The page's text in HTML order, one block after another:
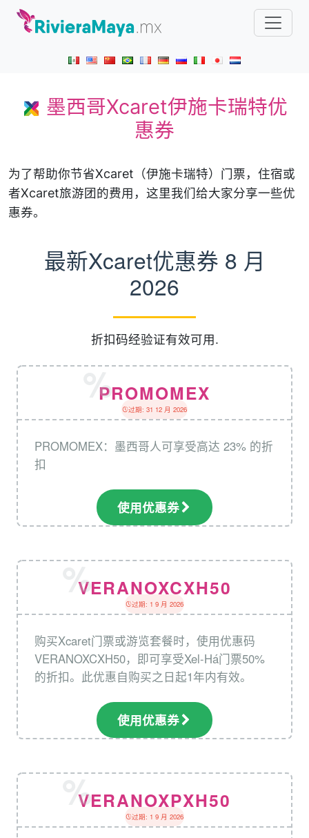
墨西哥Xcaret伊施卡瑞特优
惠券
为了帮助你节省Xcaret（伊施卡瑞特）门票，住宿或
者Xcaret旅游团的费用，这里我们给大家分享一些优
惠券。
最新Xcaret优惠券 8 月
2026
折扣码经验证有效可用.
过期: 31 12 月 2026
PROMOMEX
PROMOMEX：墨西哥人可享受高达 23% 的折
扣
使用优惠券
过期: 1 9 月 2026
VERANOXCXH50
购买Xcaret门票或游览套餐时，使用优惠码
VERANOXCXH50，即可享受Xel-Há门票50%
的折扣。此优惠自购买之日起1年内有效。
使用优惠券
过期: 1 9 月 2026
VERANOXPXH50